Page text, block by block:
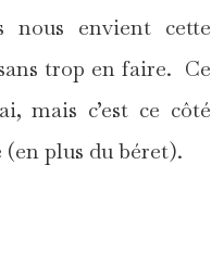
nous envient cette
trop en faire. Ce
mais c’est ce côté
plus du béret).